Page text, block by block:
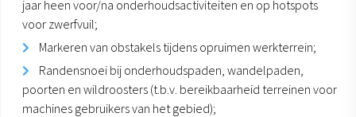
jaar heen voor/na onderhoudsactiviteiten en op hotspots
voor zwerfvuil;
Markeren van obstakels tijdens opruimen werkterrein;
Randensnoei bij onderhoudspaden, wandelpaden,
poorten en wildroosters (t.b.v. bereikbaarheid terreinen voor
machines gebruikers van het gebied);